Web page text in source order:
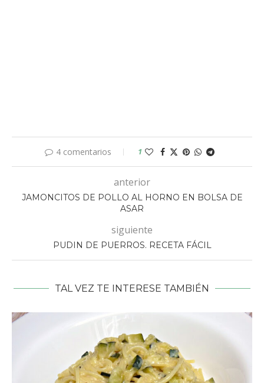
4 comentarios 1
anterior
JAMONCITOS DE POLLO AL HORNO EN BOLSA DE
ASAR
siguiente
PUDIN DE PUERROS. RECETA FÁCIL
TAL VEZ TE INTERESE TAMBIÉN